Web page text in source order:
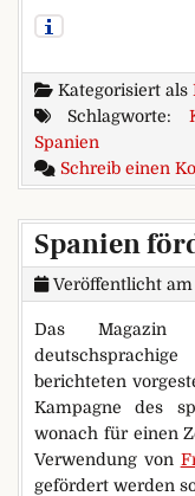
Kategorisiert als
Schlagworte:
Spanien
Schreib einen
Spanien
Veröffentlicht am
Das Magazin
berichteten
Kampagne des
wonach für einen
Verwendung von
gefördert werden